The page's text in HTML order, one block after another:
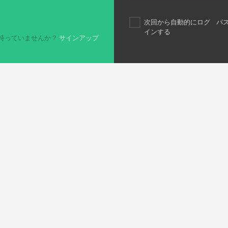
っていませんか？ サインアップ
次回から自動的にログ
インする
パ